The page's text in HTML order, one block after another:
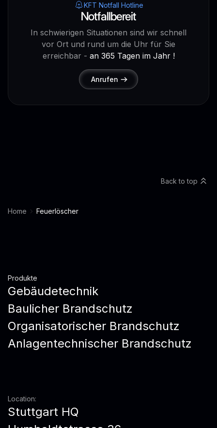
KFT Notfall Hotline
Notfallbereit
In schwierigen Situationen sind wir schnell
vor Ort und rund um die Uhr für Sie
erreichbar - an 365 Tagen im Jahr !
Anrufen
Home Feuerlöscher
Back to top
Produkte
Gebäudetechnik
Baulicher Brandschutz
Organisatorischer Brandschutz
Anlagentechnischer Brandschutz
Location:
Stuttgart HQ